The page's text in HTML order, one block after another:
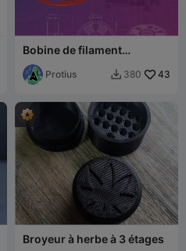
Bobine de filament
réutilisable – Conversion
de bobines en carton
Protius  380 43
Broyeur à herbe à 3 étages